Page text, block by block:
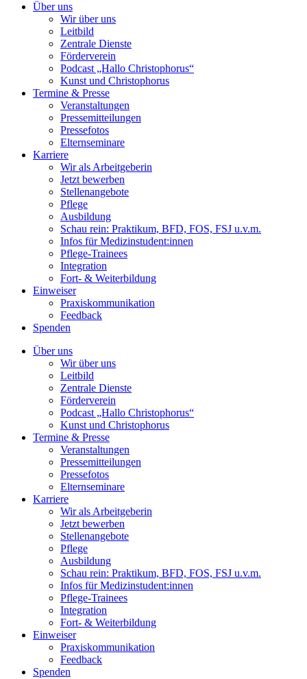
Über uns
Wir über uns
Leitbild
Zentrale Dienste
Förderverein
Podcast „Hallo Christophorus“
Kunst und Christophorus
Termine & Presse
Veranstaltungen
Pressemitteilungen
Pressefotos
Elternseminare
Karriere
Wir als Arbeitgeberin
Jetzt bewerben
Stellenangebote
Pflege
Ausbildung
Schau rein: Praktikum, BFD, FOS, FSJ u.v.m.
Infos für Medizinstudent:innen
Pflege-Trainees
Integration
Fort- & Weiterbildung
Einweiser
Praxiskommunikation
Feedback
Spenden
Über uns
Wir über uns
Leitbild
Zentrale Dienste
Förderverein
Podcast „Hallo Christophorus“
Kunst und Christophorus
Termine & Presse
Veranstaltungen
Pressemitteilungen
Pressefotos
Elternseminare
Karriere
Wir als Arbeitgeberin
Jetzt bewerben
Stellenangebote
Pflege
Ausbildung
Schau rein: Praktikum, BFD, FOS, FSJ u.v.m.
Infos für Medizinstudent:innen
Pflege-Trainees
Integration
Fort- & Weiterbildung
Einweiser
Praxiskommunikation
Feedback
Spenden